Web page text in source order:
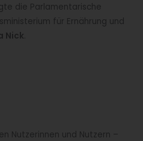
die Parlamentarische
für Ernährung und
Nick
Nutzerinnen und Nutzern –